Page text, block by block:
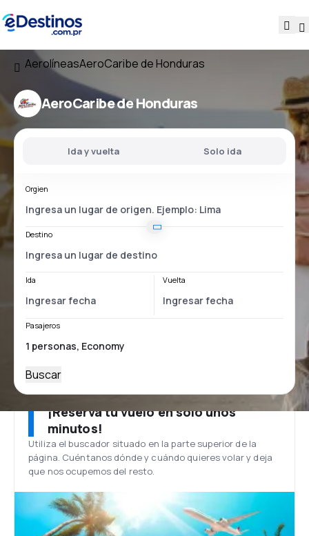
AerolíneasAeroCaribe de Honduras
AeroCaribe de Honduras
Ida y vuelta Solo ida
Orgien
Destino
Ida Vuelta
Pasajeros
Buscar
¡Reserva tu vuelo en solo unos
minutos!
Utiliza el buscador situado en la parte superior de la
página. Cuéntanos dónde y cuándo quieres volar y deja
que nos ocupemos del resto.